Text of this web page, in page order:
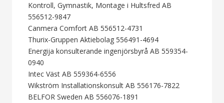
Kontroll, Gymnastik, Montage i Hultsfred AB
556512-9847
Canmera Comfort AB 556512-4731
Thurix-Gruppen Aktiebolag 556491-4694
Energija konsulterande ingenjörsbyrå AB 559354-
0940
Intec Väst AB 559364-6556
Wikström Installationskonsult AB 556176-7822
BELFOR Sweden AB 556076-1891